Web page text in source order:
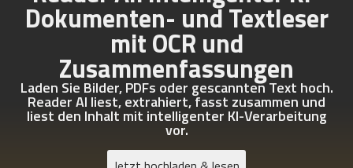
Dokumenten- und Textleser
mit OCR und
Zusammenfassungen
Laden Sie Bilder, PDFs oder gescannten Text hoch.
Reader AI liest, extrahiert, fasst zusammen und
liest den Inhalt mit intelligenter KI-Verarbeitung
vor.